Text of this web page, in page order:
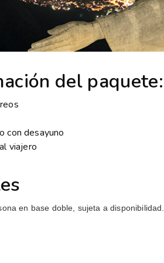
del paquete:
con desayuno
viajero
en base doble, sujeta a disponibilidad.